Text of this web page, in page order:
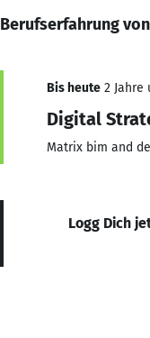
Berufserfahrung
Bis heute 2 Jahre
Digital
Matrix bim and
Logg Dich